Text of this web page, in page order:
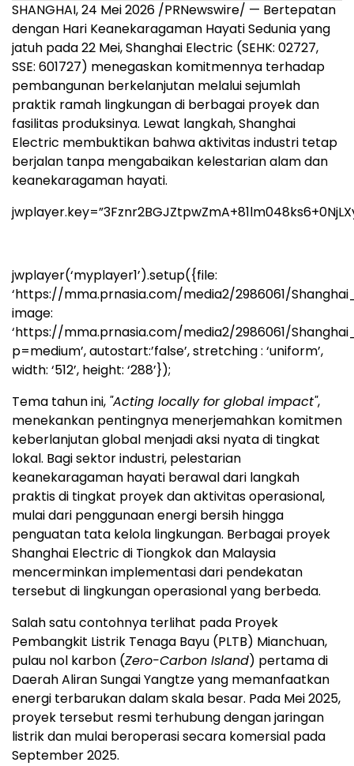
SHANGHAI, 24 Mei 2026 /PRNewswire/ — Bertepatan
dengan Hari Keanekaragaman Hayati Sedunia yang
jatuh pada 22 Mei, Shanghai Electric (SEHK: 02727,
SSE: 601727) menegaskan komitmennya terhadap
pembangunan berkelanjutan melalui sejumlah
praktik ramah lingkungan di berbagai proyek dan
fasilitas produksinya. Lewat langkah, Shanghai
Electric membuktikan bahwa aktivitas industri tetap
berjalan tanpa mengabaikan kelestarian alam dan
keanekaragaman hayati.
jwplayer(‘myplayer1’).setup({file:
‘https://mma.prnasia.com/media2/2986061/
image:
‘https://mma.prnasia.com/media2/2986061/
p=medium’, autostart:’false’, stretching : ‘uniform’,
width: ‘512’, height: ‘288’});
Tema tahun ini, "Acting locally for global impact",
menekankan pentingnya menerjemahkan komitmen
keberlanjutan global menjadi aksi nyata di tingkat
lokal. Bagi sektor industri, pelestarian
keanekaragaman hayati berawal dari langkah
praktis di tingkat proyek dan aktivitas operasional,
mulai dari penggunaan energi bersih hingga
penguatan tata kelola lingkungan. Berbagai proyek
Shanghai Electric di Tiongkok dan Malaysia
mencerminkan implementasi dari pendekatan
tersebut di lingkungan operasional yang berbeda.
Salah satu contohnya terlihat pada Proyek
Pembangkit Listrik Tenaga Bayu (PLTB) Mianchuan,
pulau nol karbon (Zero-Carbon Island) pertama di
Daerah Aliran Sungai Yangtze yang memanfaatkan
energi terbarukan dalam skala besar. Pada Mei 2025,
proyek tersebut resmi terhubung dengan jaringan
listrik dan mulai beroperasi secara komersial pada
September 2025.